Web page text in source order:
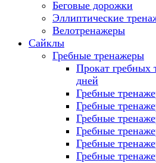
Беговые дорожки
Эллиптические
Велотренажеры
Сайклы
Гребные тренажеры
Прокат гребных
дней
Гребные
Гребные
Гребные
Гребные
Гребные
Гребные